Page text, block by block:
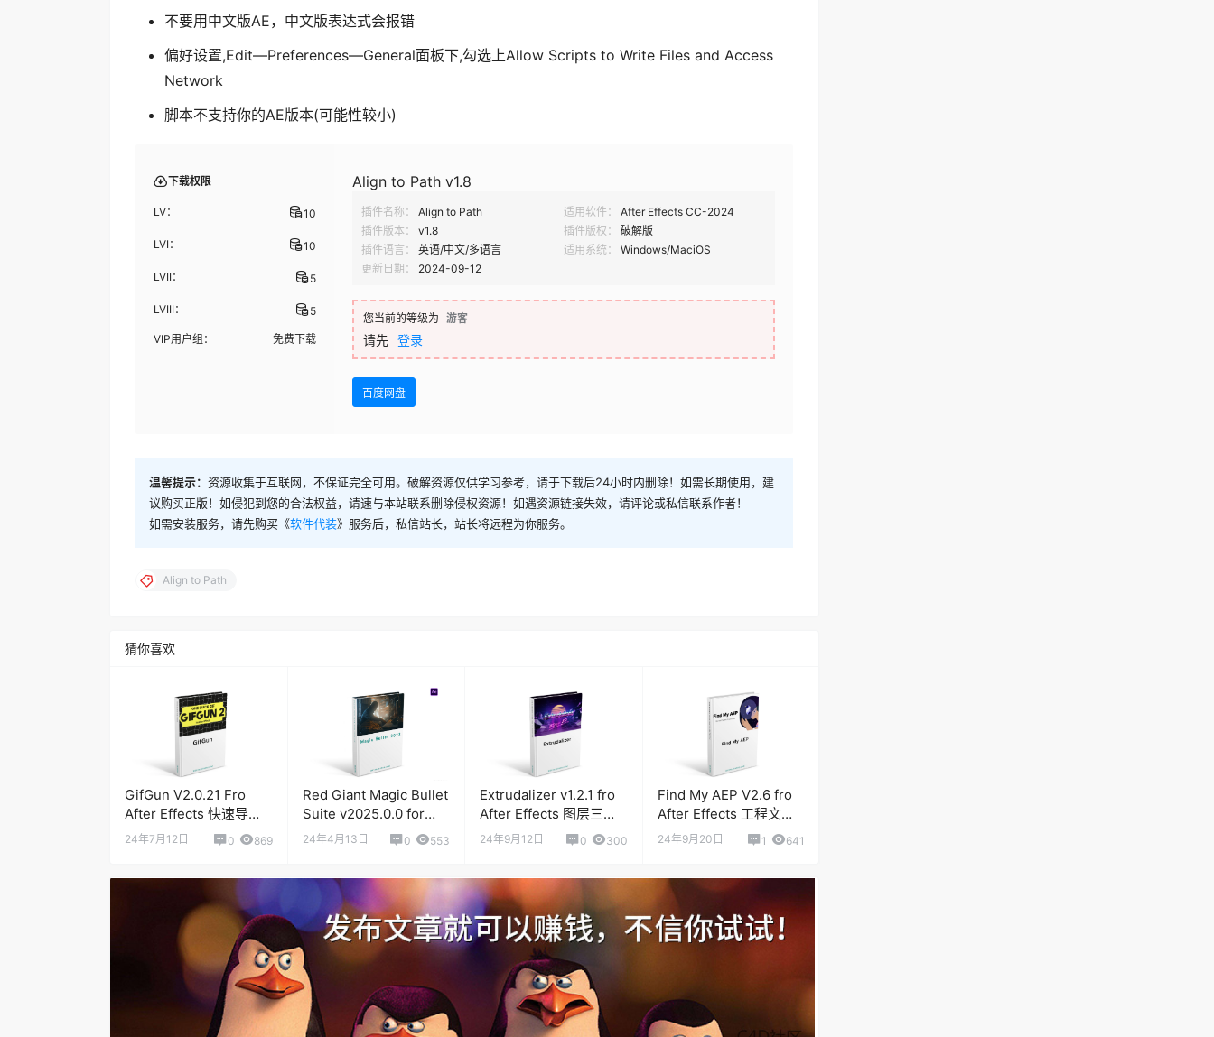
不要用中文版AE，中文版表达式会报错
偏好设置,Edit—Preferences—General面板下,勾选上Allow Scripts to Write Files and Access
Network
脚本不支持你的AE版本(可能性较小)
下载权限
LV： 10
LVI： 10
LVII： 5
LVIII： 5
VIP用户组： 免费下载
Align to Path v1.8
插件名称： Align to Path 适用软件：
After Effects CC-2024
插件版本：
v1.8 插件版权：
破解版
插件语言：
英语/中文/多语言 适用系统：
Windows/MaciOS
更新日期：
2024-09-12
您当前的等级为 游客
请先 登录
百度网盘
温馨提示： 资源收集于互联网，不保证完全可用。破解资源仅供学习参考，请于下载后24小时内删除！如需长期使用，建
议购买正版！如侵犯到您的合法权益，请速与本站联系删除侵权资源！如遇资源链接失效，请评论或私信联系作者！
如需安装服务，请先购买《软件代装》服务后，私信站长，站长将远程为你服务。
Align to Path
猜你喜欢
GifGun V2.0.21 Fro
After Effects 快速导出
GIF动图插件
24年7月12日 0 869
Red Giant Magic Bullet
Suite v2025.0.0 for
After Effects Video
Color and Beauty
24年4月13日 0 553
Extrudalizer v1.2.1 fro
After Effects 图层三维
挤出脚本
24年9月12日 0 300
Find My AEP V2.6 fro
After Effects 工程文件
查找插件
24年9月20日 1 641